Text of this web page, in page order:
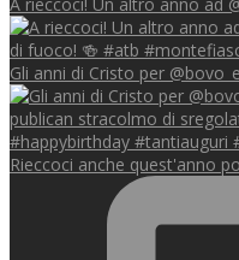
Gli anni di Cristo per
Rieccoci anche quest'anno